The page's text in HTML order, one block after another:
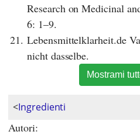
Research on Medicinal
6: 1–9.
21. Lebensmittelklarheit.de
nicht dasselbe.
Mostrami
<Ingredienti
Autori: